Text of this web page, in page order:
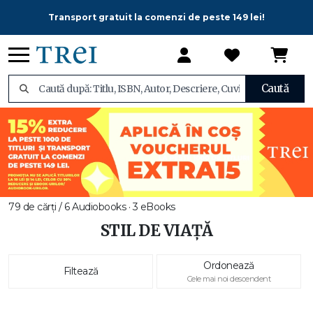
Transport gratuit la comenzi de peste 149 lei!
Caută
79 de cărți / 6 Audiobooks · 3 eBooks
STIL DE VIAȚĂ
Filtează Ordonează
Cele mai noi descendent